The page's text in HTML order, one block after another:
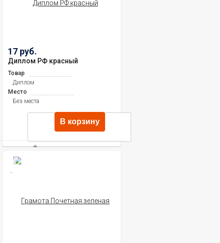
17 руб.
Диплом РФ красный
Товар
Диплом
Место
Без места
В корзину